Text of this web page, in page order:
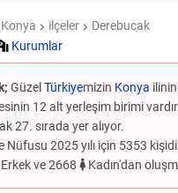
Konya ilçeler
Derebucak
Kurumlar
Güzel Türkiyemizin Konya ilinin
12 alt yerleşim birimi
27. sırada yer alıyor.
Nüfusu 2025 yılı için 5353
ve 2668 Kadın'dan